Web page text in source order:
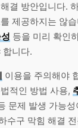
결 방안입니다.
제공하지는 않
등을 미리 확인
합니다.
이용을 주의해야
적인 방법 사용,
문제 발생 가능
수구 막힘 해결